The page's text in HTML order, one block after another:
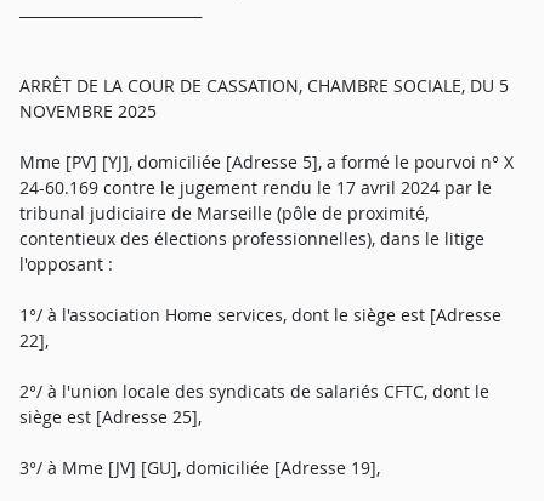
ARRÊT DE LA COUR DE CASSATION, CHAMBRE SOCIALE, DU 5
NOVEMBRE 2025
Mme [PV] [YJ], domiciliée [Adresse 5], a formé le pourvoi n° X
24-60.169 contre le jugement rendu le 17 avril 2024 par le
tribunal judiciaire de Marseille (pôle de proximité,
contentieux des élections professionnelles), dans le litige
l'opposant :
1°/ à l'association Home services, dont le siège est [Adresse
22],
2°/ à l'union locale des syndicats de salariés CFTC, dont le
siège est [Adresse 25],
3°/ à Mme [JV] [GU], domiciliée [Adresse 19],